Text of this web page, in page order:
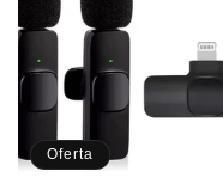
Oferta